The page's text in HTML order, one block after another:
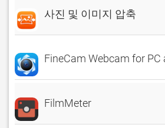
사진 및 이미지 압축
FineCam Webcam for PC
FilmMeter